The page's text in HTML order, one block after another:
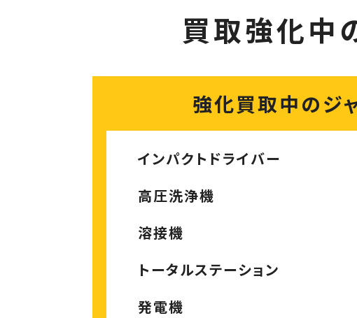
買取強化中
強化買取中のジ
インパクトドライバー
高圧洗浄機
溶接機
トータルステーション
発電機